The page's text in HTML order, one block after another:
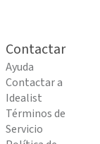
Contactar
Ayuda
Contactar a
Idealist
Términos de
Servicio